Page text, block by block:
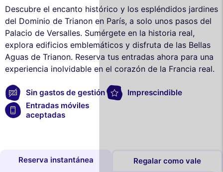
Descubre el encanto histórico y los espléndidos jardines
del Dominio de Trianon en París, a solo unos pasos del
Palacio de Versalles. Sumérgete en la historia real,
explora edificios emblemáticos y disfruta de las Bellas
Aguas de Trianon. Reserva tus entradas ahora para una
experiencia inolvidable en el corazón de la Francia real.
Sin gastos de gestión
Imprescindible
Entradas móviles
aceptadas
Reserva instantánea Regalar como vale